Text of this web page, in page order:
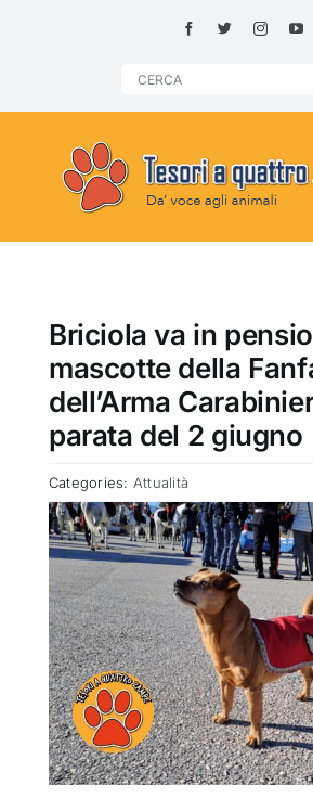
Search
HOME
SMARRITI O DA ADOTTARE
ATTUALITÀ
VIDEO
CHI SIAMO
RUBRICHE
Briciola va in
mascotte della
dell’Arma
parata del 2 giugno
Categories: Attualità